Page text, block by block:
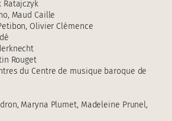
Ratajczyk
Maud Caille
Olivier Clémence
Rouget
du Centre de musique baroque de
Maryna Plumet, Madeleine Prunel,